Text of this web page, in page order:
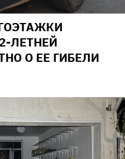
ЛЕТНЕЙ
О ЕЕ ГИБЕЛИ